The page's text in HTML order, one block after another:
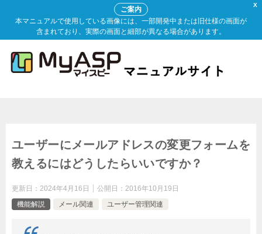
X
ご案内
本マニュアルで使用している画像には、一部開発中または旧仕様の画面が
含まれており、実際の画面と細部が異なる場合があります。
ユーザーにメールアドレスの変更フォームを
教えるにはどうしたらいいですか？
更新日： 2024年4月16日 公開日： 2016年10月19日
機能解説
メール関連 ユーザー管理関連